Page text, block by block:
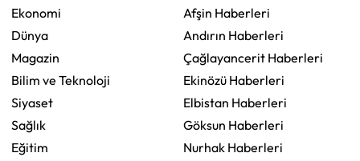
Ekonomi
Dünya
Magazin
Bilim ve Teknoloji
Siyaset
Sağlık
Eğitim
Afşin Haberleri
Andırın Haberleri
Çağlayancerit Haberleri
Ekinözü Haberleri
Elbistan Haberleri
Göksun Haberleri
Nurhak Haberleri